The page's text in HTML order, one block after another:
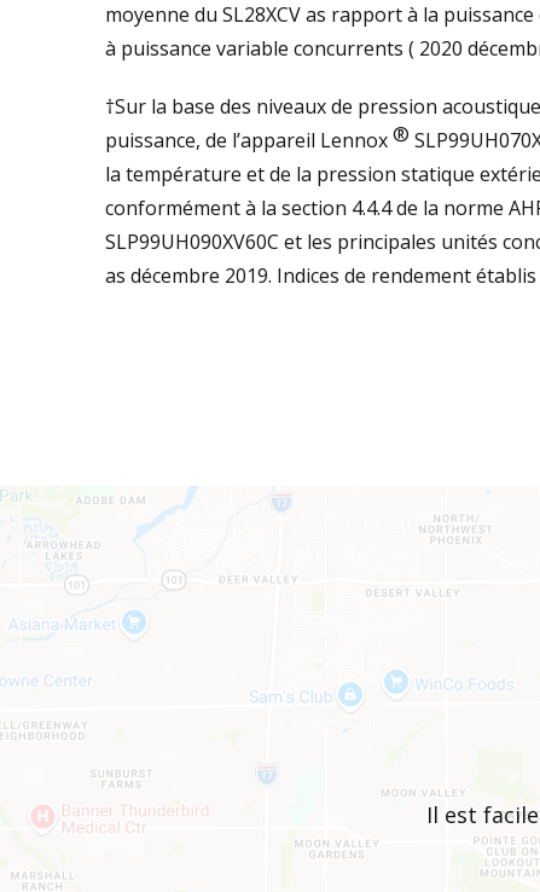
moyenne du SL28XCV as rapport à la
à puissance variable concurrents ( 2020
†Sur la base des niveaux de pression
puissance, de l’appareil Lennox®
la température et de la pression statique
conformément à la section 4.4.4 de la norme
SLP99UH090XV60C et les principales unités
as décembre 2019. Indices de rendement
Il est